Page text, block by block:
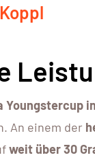
Youngstercup
An einem der
weit über 30